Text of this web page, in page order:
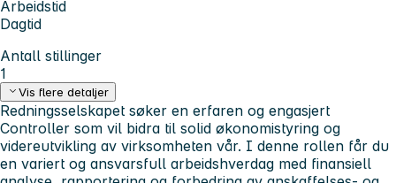
Arbeidstid
Dagtid
Antall stillinger
1
Vis flere detaljer
Redningsselskapet søker en erfaren og engasjert
Controller som vil bidra til solid økonomistyring og
videreutvikling av virksomheten vår. I denne rollen får du
en variert og ansvarsfull arbeidshverdag med finansiell